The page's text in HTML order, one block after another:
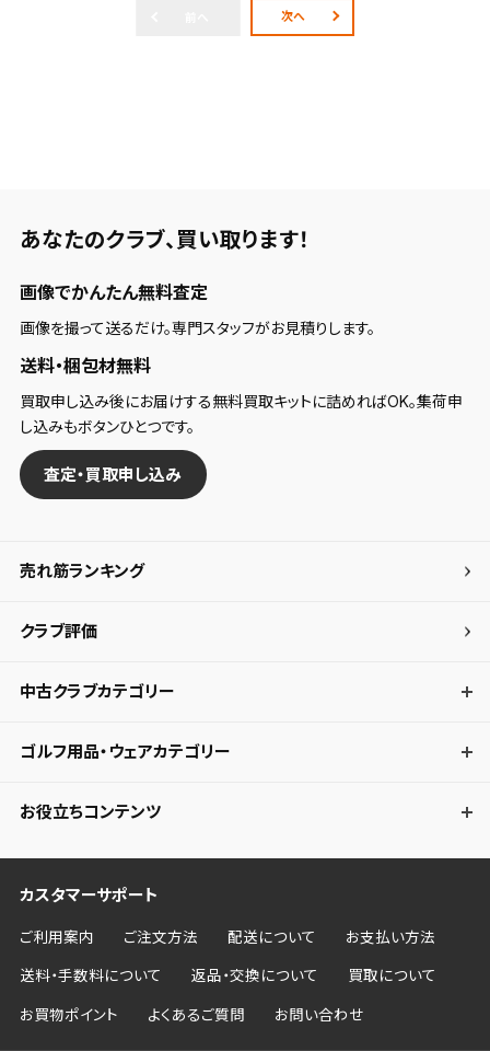
次へ
あなたのクラブ、 買い取ります！
画像でかんたん無料査定
画像を撮って送るだけ。専門スタッフがお見積りします。
送料・梱包材無料
買取申し込み後にお届けする無料買取キットに詰めればOK。集荷申
し込みもボタンひとつです。
査定・買取申し込み
売れ筋ランキング
クラブ評価
中古クラブカテゴリー
ゴルフ用品・ウェアカテゴリー
お役立ちコンテンツ
カスタマーサポート
ご利用案内 ご注文方法 配送について お支払い方法
送料・手数料について 返品・交換について 買取について
お買物ポイント よくあるご質問 お問い合わせ